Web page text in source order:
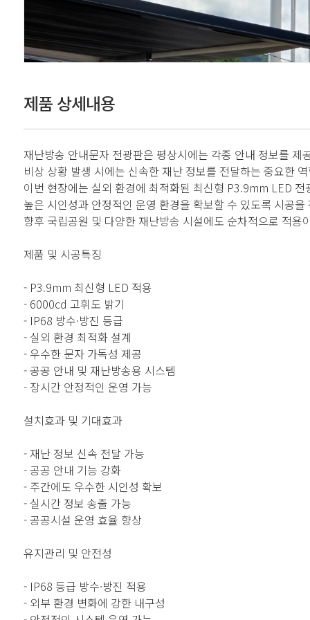
제품 상세내용
재난방송 안내문자 전광판은 평상시에는 각종 안내 정보를 제
비상 상황 발생 시에는 신속한 재난 정보를 전달하는 중요한
이번 현장에는 실외 환경에 최적화된 최신형 P3.9mm LED 전
높은 시인성과 안정적인 운영 환경을 확보할 수 있도록 시공을
향후 국립공원 및 다양한 재난방송 시설에도 순차적으로 적용
제품 및 시공특징
- P3.9mm 최신형 LED 적용
- 6000cd 고휘도 밝기
- IP68 방수·방진 등급
- 실외 환경 최적화 설계
- 우수한 문자 가독성 제공
- 공공 안내 및 재난방송용 시스템
- 장시간 안정적인 운영 가능
설치효과 및 기대효과
- 재난 정보 신속 전달 가능
- 공공 안내 기능 강화
- 주간에도 우수한 시인성 확보
- 실시간 정보 송출 가능
- 공공시설 운영 효율 향상
유지관리 및 안전성
- IP68 등급 방수·방진 적용
- 외부 환경 변화에 강한 내구성